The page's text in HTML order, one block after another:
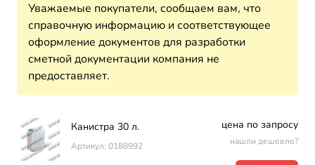
Уважаемые покупатели, сообщаем вам, что
справочную информацию и соответствующее
оформление документов для разработки
сметной документации компания не
предоставляет.
Канистра 30 л.
Артикул: 0188992
цена по запросу
нашли дешевле?